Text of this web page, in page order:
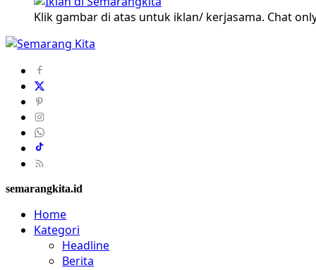
Klik gambar di atas untuk iklan/ kerjasama. Chat
semarangkita.id
Home
Kategori
Headline
Berita